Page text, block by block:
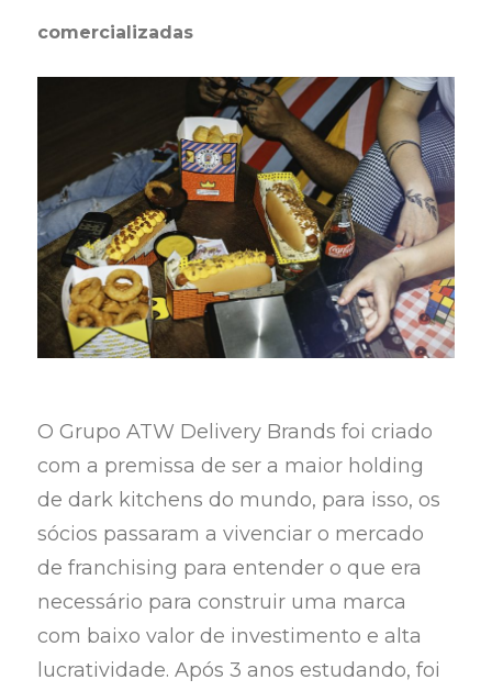
comercializadas
O Grupo ATW Delivery Brands foi criado
com a premissa de ser a maior holding
de dark kitchens do mundo, para isso, os
sócios passaram a vivenciar o mercado
de franchising para entender o que era
necessário para construir uma marca
com baixo valor de investimento e alta
lucratividade. Após 3 anos estudando, foi